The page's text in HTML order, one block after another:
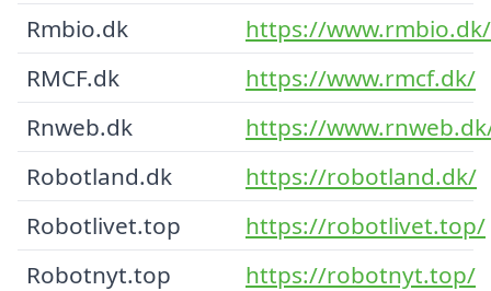
Rmbio.dk
https://www.rmbio.dk/
RMCF.dk
https://www.rmcf.dk/
Rnweb.dk
https://
Robotland.dk
https://robotland.dk/
Robotlivet.top
https://robotlivet.top/
Robotnyt.top
https://robotnyt.top/